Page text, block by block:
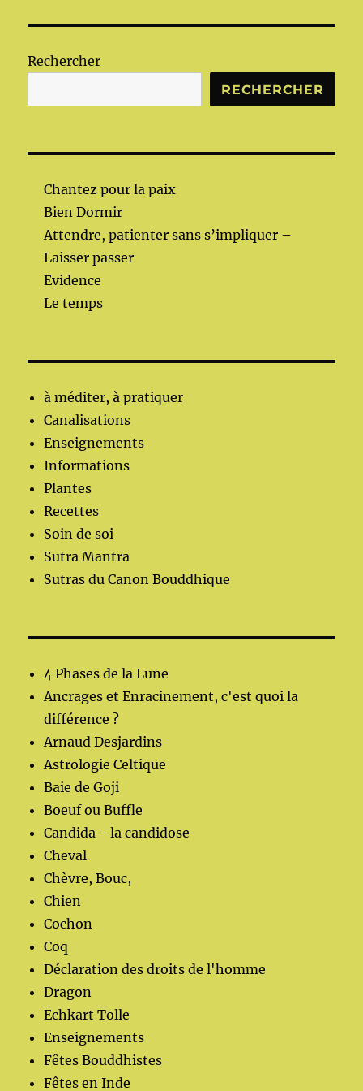
Rechercher
RECHERCHER
Chantez pour la paix
Bien Dormir
Attendre, patienter sans s’impliquer –
Laisser passer
Evidence
Le temps
à méditer, à pratiquer
Canalisations
Enseignements
Informations
Plantes
Recettes
Soin de soi
Sutra Mantra
Sutras du Canon Bouddhique
4 Phases de la Lune
Ancrages et Enracinement, c'est quoi la
différence ?
Arnaud Desjardins
Astrologie Celtique
Baie de Goji
Boeuf ou Buffle
Candida - la candidose
Cheval
Chèvre, Bouc,
Chien
Cochon
Coq
Déclaration des droits de l'homme
Dragon
Echkart Tolle
Enseignements
Fêtes Bouddhistes
Fêtes en Inde